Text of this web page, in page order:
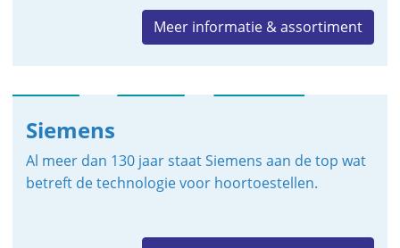
Meer informatie & assortiment
Siemens
Al meer dan 130 jaar staat Siemens aan de top wat
betreft de technologie voor hoortoestellen.